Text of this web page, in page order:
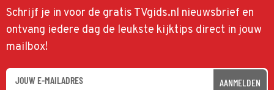
Schrijf je in voor de gratis TVgids.nl nieuwsbrief en
ontvang iedere dag de leukste kijktips direct in jouw
mailbox!
AANMELDEN